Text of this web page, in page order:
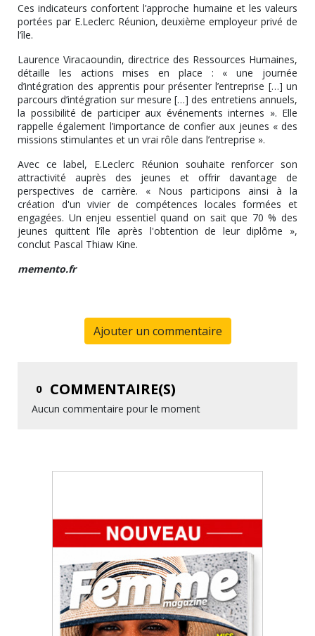
Ces indicateurs confortent l’approche humaine et les valeurs
portées par E.Leclerc Réunion, deuxième employeur privé de
l’île.
Laurence Viracaoundin, directrice des Ressources Humaines,
détaille les actions mises en place : « une journée
d’intégration des apprentis pour présenter l’entreprise […] un
parcours d’intégration sur mesure […] des entretiens annuels,
la possibilité de participer aux événements internes ». Elle
rappelle également l’importance de confier aux jeunes « des
missions stimulantes et un vrai rôle dans l’entreprise ».
Avec ce label, E.Leclerc Réunion souhaite renforcer son
attractivité auprès des jeunes et offrir davantage de
perspectives de carrière. « Nous participons ainsi à la
création d'un vivier de compétences locales formées et
engagées. Un enjeu essentiel quand on sait que 70 % des
jeunes quittent l'île après l'obtention de leur diplôme »,
conclut Pascal Thiaw Kine.
memento.fr
Ajouter un commentaire
0 COMMENTAIRE(S)
Aucun commentaire pour le moment